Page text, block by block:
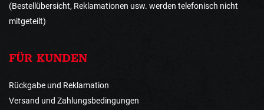
(Bestellübersicht, Reklamationen usw. werden telefonisch nicht
mitgeteilt)
FÜR KUNDEN
Rückgabe und Reklamation
Versand und Zahlungsbedingungen